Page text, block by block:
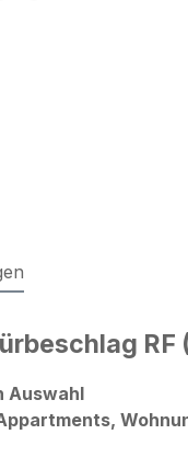
Auswahl